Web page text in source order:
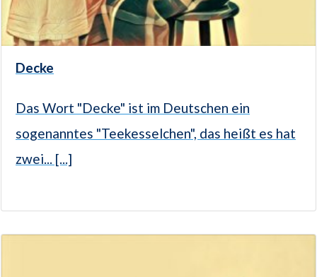
Decke
Das Wort "Decke" ist im Deutschen ein
sogenanntes "Teekesselchen", das heißt es hat
zwei... [...]